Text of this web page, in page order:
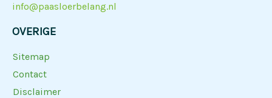
info@paasloerbelang.nl
OVERIGE
Sitemap
Contact
Disclaimer